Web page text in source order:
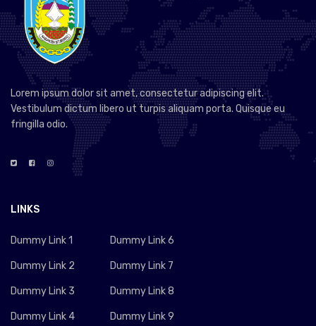
Lorem ipsum dolor sit amet, consectetur adipiscing elit.
Vestibulum dictum libero ut turpis aliquam porta. Quisque eu
fringilla odio.
LINKS
Dummy Link 1
Dummy Link 2
Dummy Link 3
Dummy Link 4
Dummy Link 6
Dummy Link 7
Dummy Link 8
Dummy Link 9